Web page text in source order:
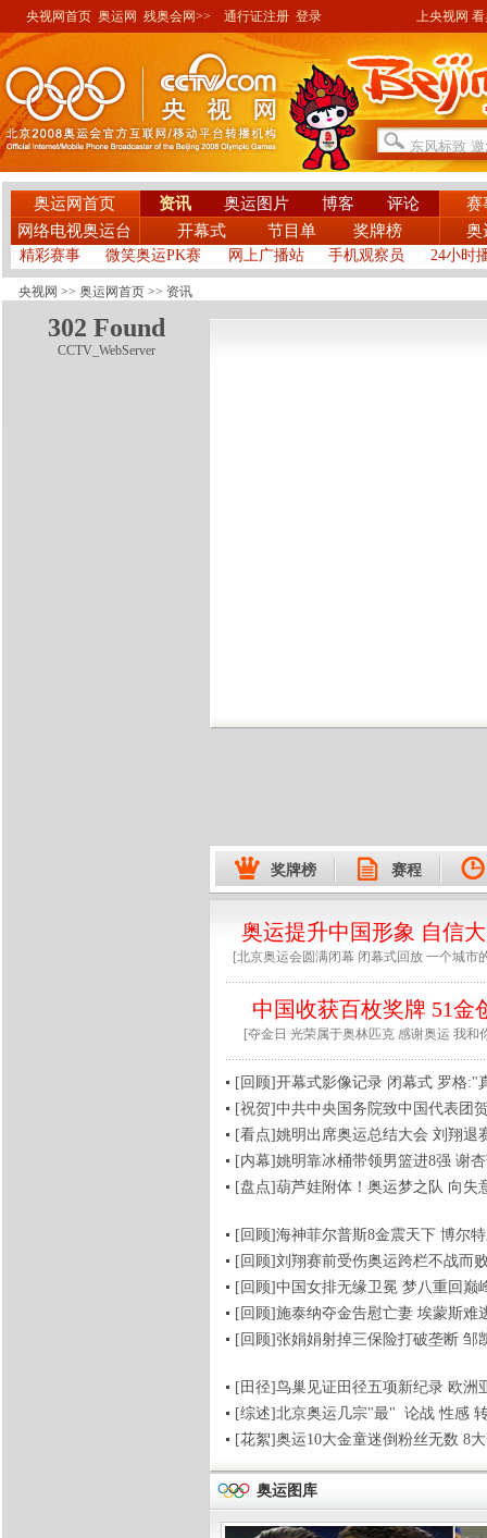
央视网首页 奥运网 残奥会网>> 通行证注册 登录 上央视网 看奥
奥运网首页 资讯 奥运图片 博客 评论
赛
网络电视奥运台
开幕式 节目单 奖牌榜 奥
精彩赛事 微笑奥运PK赛 网上广播站 手机观察员 24小时
央视网 >> 奥运网首页 >> 资讯
302 Found
CCTV_WebServer
奖牌榜 赛程
奥运提升中国形象 自信
[北京奥运会圆满闭幕 闭幕式回放 一个城市
中国收获百枚奖牌 51金
[夺金日 光荣属于奥林匹克 感谢奥运 我和
[回顾]开幕式影像记录 闭幕式 罗格:"
[祝贺]中共中央国务院致中国代表团
[看点]姚明出席奥运总结大会 刘翔退
[内幕]姚明靠冰桶带领男篮进8强 谢
[盘点]葫芦娃附体！奥运梦之队 向失
[回顾]海神菲尔普斯8金震天下 博尔
[回顾]刘翔赛前受伤奥运跨栏不战而
[回顾]中国女排无缘卫冕 梦八重回巅
[回顾]施泰纳夺金告慰亡妻 埃蒙斯难
[回顾]张娟娟射掉三保险打破垄断 邹
[田径]鸟巢见证田径五项新纪录 欧洲
[综述]北京奥运几宗"最" 论战 性感
[花絮]奥运10大金童迷倒粉丝无数 8
奥运图库